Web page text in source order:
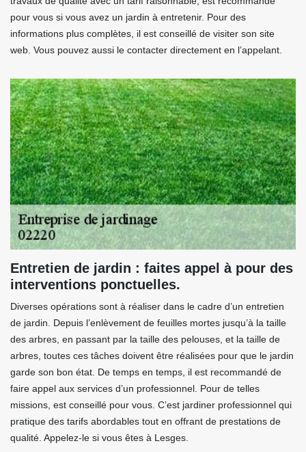
pour vous si vous avez un jardin à entretenir. Pour des
informations plus complètes, il est conseillé de visiter son site
web. Vous pouvez aussi le contacter directement en l’appelant.
Entretien de jardin : faites appel à pour des
interventions ponctuelles.
Diverses opérations sont à réaliser dans le cadre d’un entretien
de jardin. Depuis l’enlèvement de feuilles mortes jusqu’à la taille
des arbres, en passant par la taille des pelouses, et la taille de
arbres, toutes ces tâches doivent être réalisées pour que le jardin
garde son bon état. De temps en temps, il est recommandé de
faire appel aux services d’un professionnel. Pour de telles
missions, est conseillé pour vous. C’est jardiner professionnel qui
pratique des tarifs abordables tout en offrant de prestations de
qualité. Appelez-le si vous êtes à Lesges.